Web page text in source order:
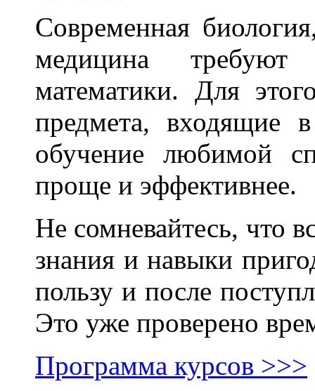
Современная
медицина
математики. Для
предмета, входящие
обучение любимой
проще и эффективнее.
Не сомневайтесь, что
знания и навыки
пользу и после
Это уже проверено
Программа курсов >>>